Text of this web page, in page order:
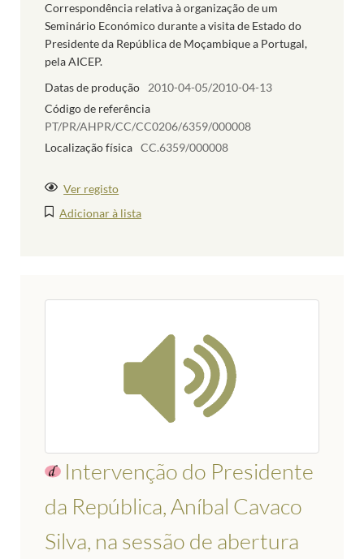
Correspondência relativa à organização de um
Seminário Económico durante a visita de Estado do
Presidente da República de Moçambique a Portugal,
pela AICEP.
Datas de produção
2010-04-05/2010-04-13
Código de referência
PT/PR/AHPR/CC/CC0206/6359/000008
Localização física CC.6359/000008
Ver registo
Adicionar à lista
Intervenção do Presidente
da República, Aníbal Cavaco
Silva, na sessão de abertura